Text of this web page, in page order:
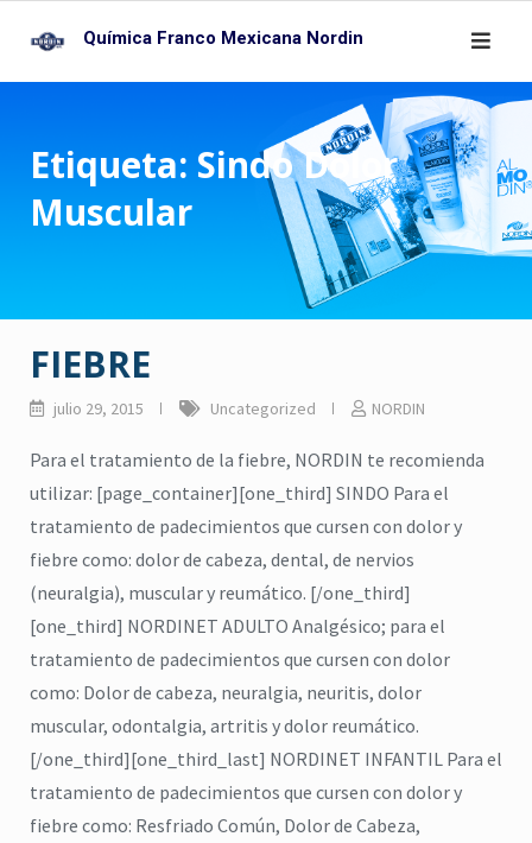
content
Química Franco Mexicana Nordin
Etiqueta: Sindo Dolor
Muscular
FIEBRE
julio 29, 2015 Uncategorized NORDIN
Para el tratamiento de la fiebre, NORDIN te recomienda
utilizar: [page_container][one_third] SINDO Para el
tratamiento de padecimientos que cursen con dolor y
fiebre como: dolor de cabeza, dental, de nervios
(neuralgia), muscular y reumático. [/one_third]
[one_third] NORDINET ADULTO Analgésico; para el
tratamiento de padecimientos que cursen con dolor
como: Dolor de cabeza, neuralgia, neuritis, dolor
muscular, odontalgia, artritis y dolor reumático.
[/one_third][one_third_last] NORDINET INFANTIL Para el
tratamiento de padecimientos que cursen con dolor y
fiebre como: Resfriado Común, Dolor de Cabeza,